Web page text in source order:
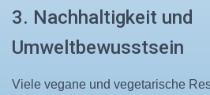
3. Nachhaltigkeit und
Umweltbewusstsein
Viele vegane und vegetarische